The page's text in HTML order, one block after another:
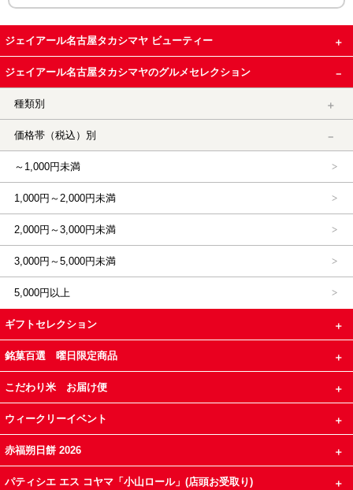
ジェイアール名古屋タカシマヤ ビューティー
ジェイアール名古屋タカシマヤのグルメセレクション
種類別
価格帯（税込）別
～1,000円未満
1,000円～2,000円未満
2,000円～3,000円未満
3,000円～5,000円未満
5,000円以上
ギフトセレクション
銘菓百選 曜日限定商品
こだわり米 お届け便
ウィークリーイベント
赤福朔日餅 2026
パティシエ エス コヤマ「小山ロール」(店頭お受取り)